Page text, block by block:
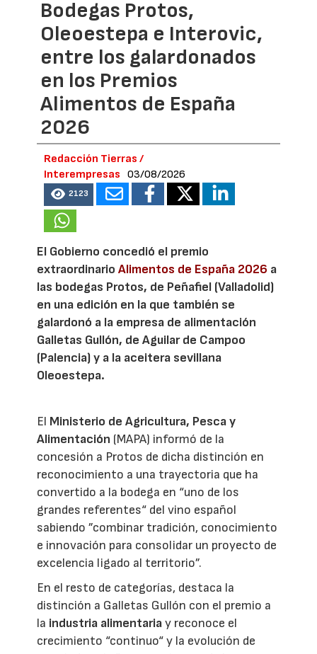
Bodegas Protos,
Oleoestepa e Interovic,
entre los galardonados
en los Premios
Alimentos de España
2026
Redacción Tierras /
Interempresas
03/08/2026
2123
El Gobierno concedió el premio
extraordinarioAlimentos de España 2026 a
las bodegas Protos, de Peñafiel (Valladolid)
en una edición en la que también se
galardonó a la empresa de alimentación
Galletas Gullón, de Aguilar de Campoo
(Palencia) y a la aceitera sevillana
Oleoestepa.
El Ministerio de Agricultura, Pesca y
Alimentación (MAPA) informó de la
concesión a Protos de dicha distinción en
reconocimiento a una trayectoria que ha
convertido a la bodega en “uno de los
grandes referentes“ del vino español
sabiendo ”combinar tradición, conocimiento
e innovación para consolidar un proyecto de
excelencia ligado al territorio”.
En el resto de categorías, destaca la
distinción a Galletas Gullón con el premio a
la industria alimentariay reconoce el
crecimiento “continuo“ y la evolución de